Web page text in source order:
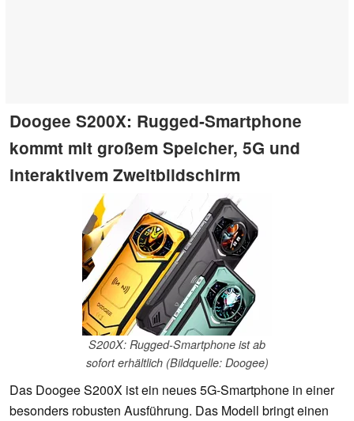
Doogee S200X: Rugged-Smartphone
kommt mit großem Speicher, 5G und
interaktivem Zweitbildschirm
S200X: Rugged-Smartphone ist ab
sofort erhältlich (Bildquelle: Doogee)
Das Doogee S200X ist ein neues 5G-Smartphone in einer
besonders robusten Ausführung. Das Modell bringt einen